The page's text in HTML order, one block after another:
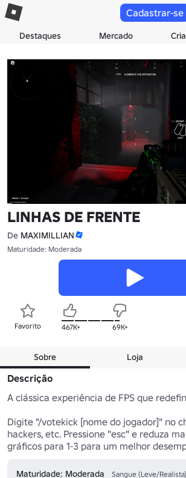
Destaques Mercado
Cadastrar-se
LINHAS DE FRENTE
De MAXIMILLIAN
Maturidade: Moderada
Favorito 467K+ 69K+
Sobre Loja
Descrição
A clássica experiência de FPS que
Digite "/votekick [nome do jogador]" no
hackers, etc. Pressione "esc" e reduza
gráficos para 1-3 para um melhor
Maturidade: Moderada
Sangue (Leve/